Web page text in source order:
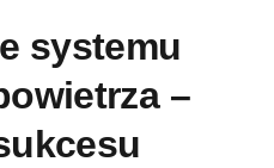
systemu
–